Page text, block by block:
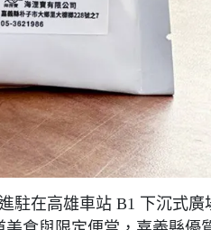
駐在高雄車站 B1 下沉式廣